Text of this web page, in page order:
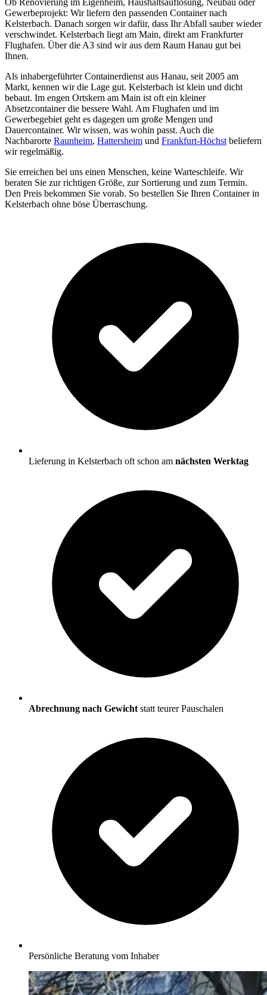
Gewerbeprojekt: Wir liefern den passenden Container nach
Kelsterbach. Danach sorgen wir dafür, dass Ihr Abfall sauber wieder
verschwindet. Kelsterbach liegt am Main, direkt am Frankfurter
Flughafen. Über die A3 sind wir aus dem Raum Hanau gut bei
Ihnen.
Als inhabergeführter Containerdienst aus Hanau, seit 2005 am
Markt, kennen wir die Lage gut. Kelsterbach ist klein und dicht
bebaut. Im engen Ortskern am Main ist oft ein kleiner
Absetzcontainer die bessere Wahl. Am Flughafen und im
Gewerbegebiet geht es dagegen um große Mengen und
Dauercontainer. Wir wissen, was wohin passt. Auch die
Nachbarorte Raunheim, Hattersheim und Frankfurt-Höchst beliefern
wir regelmäßig.
Sie erreichen bei uns einen Menschen, keine Warteschleife. Wir
beraten Sie zur richtigen Größe, zur Sortierung und zum Termin.
Den Preis bekommen Sie vorab. So bestellen Sie Ihren Container in
Kelsterbach ohne böse Überraschung.
Lieferung in Kelsterbach oft schon am nächsten Werktag
Abrechnung nach Gewicht statt teurer Pauschalen
Persönliche Beratung vom Inhaber